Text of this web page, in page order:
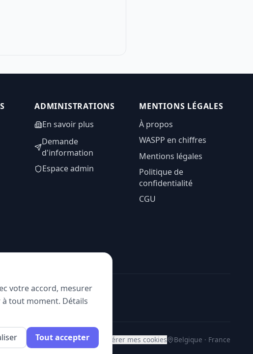
ADMINISTRATIONS
En savoir plus
Demande
d'information
Espace admin
MENTIONS LÉGALES
À propos
WASPP en chiffres
Mentions légales
Politique de
confidentialité
CGU
Gérer mes cookies Belgique · France
votre accord, mesurer
à tout moment. Détails
Tout accepter